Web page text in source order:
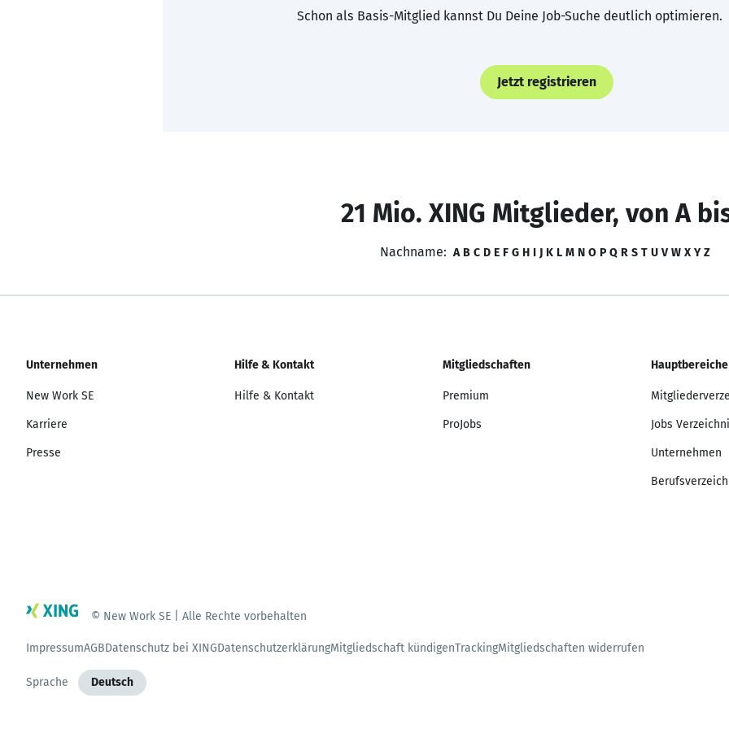
Schon als Basis-Mitglied kannst Du Deine Job-Suche deutlich optimieren.
Jetzt registrieren
21 Mio. XING Mitglieder, von A
Nachname: A B C D E F G H I J K L M N O P Q R S T U V W X Y Z
Unternehmen
New Work SE
Karriere
Presse
Hilfe & Kontakt
Hilfe & Kontakt
Mitgliedschaften
Premium
ProJobs
Hauptbereiche
Jobs
Unternehmen
© New Work SE | Alle Rechte vorbehalten
ImpressumAGBDatenschutz bei XINGDatenschutzerklärungMitgliedschaft kündigenTrackingMitgliedschaften widerrufen
Sprache Deutsch